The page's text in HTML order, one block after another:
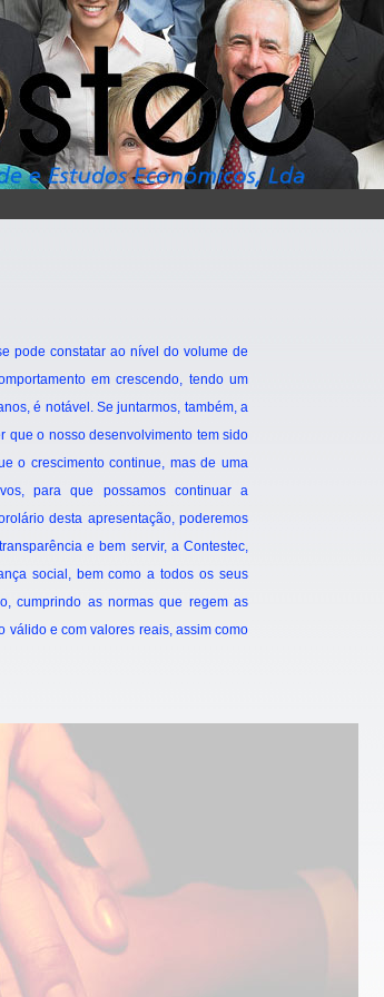
pode constatar ao nível do volume de
em crescendo, tendo um
é notável. Se juntarmos, também, a
que o nosso desenvolvimento tem sido
o crescimento continue, mas de uma
para que possamos continuar a
desta apresentação, poderemos
e bem servir, a Contestec,
social, bem como a todos os seus
cumprindo as normas que regem as
válido e com valores reais, assim como